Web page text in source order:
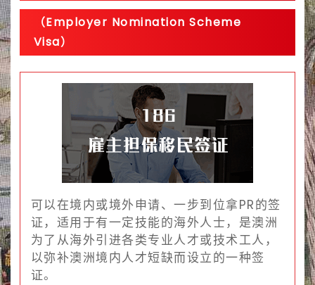
（Employer Nomination Scheme
Visa）
可以在境内或境外申请、一步到位拿PR的签
证，适用于有一定技能的海外人士，是澳洲
为了从海外引进各类专业人才或技术工人，
以弥补澳洲境内人才短缺而设立的一种签
证。